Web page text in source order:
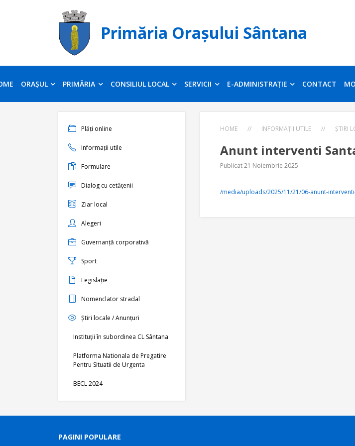
Primăria Orașului Sântana
ORAȘUL PRIMĂRIA CONSILIUL LOCAL SERVICII E-ADMINISTRAȚIE CONTACT
Plăți online
Informații utile
Formulare
Dialog cu cetățenii
Ziar local
Alegeri
Guvernanță corporativă
Sport
Legislație
Nomenclator stradal
Știri locale / Anunțuri
Instituții în subordinea CL Sântana
Platforma Nationala de Pregatire
Pentru Situatii de Urgenta
BECL 2024
HOME // INFORMAȚII UTILE // ȘTIRI
Anunt interventi
Publicat 21 Noiembrie 2025
/media/uploads/2025/11/21/06-anunt-
PAGINI POPULARE